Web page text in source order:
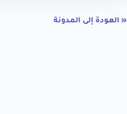
« العودة إلى المدونة